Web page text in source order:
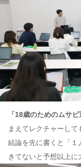
「18歳のためのムサビ
まえてレクチャーして
結論を先に書くと「１
きてないと予想以上に